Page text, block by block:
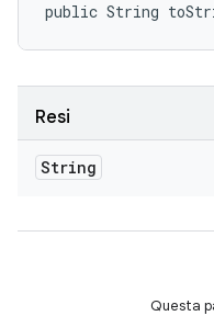
public String
Resi
String
Questa